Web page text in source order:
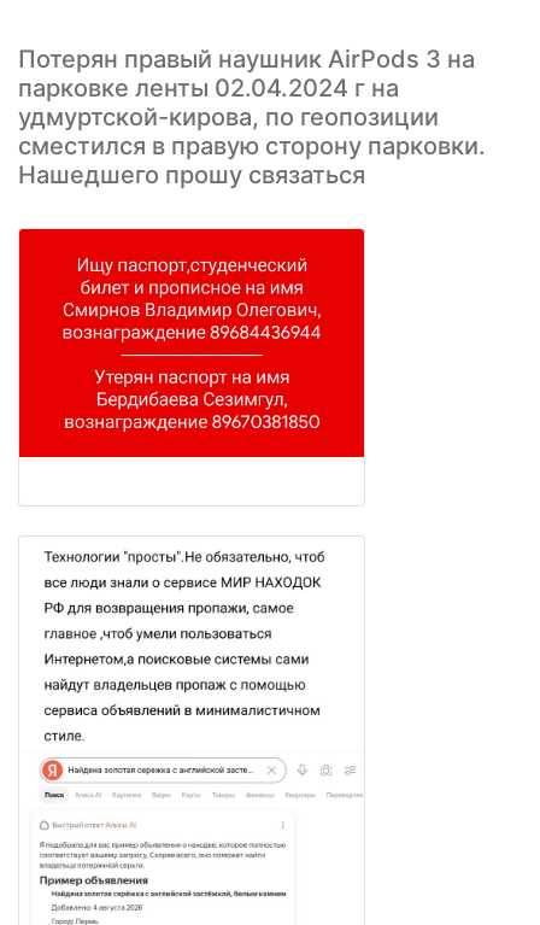
Потерян правый наушник AirPods 3 на
парковке ленты 02.04.2024 г на
удмуртской-кирова, по геопозиции
сместился в правую сторону парковки.
Нашедшего прошу связаться